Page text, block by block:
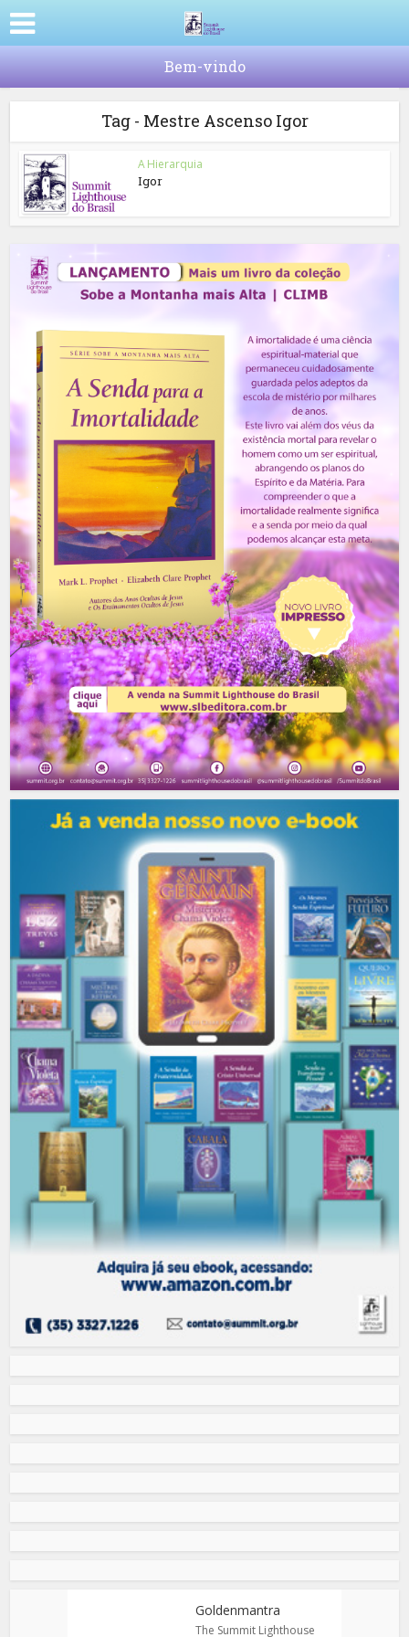
Bem-vindo
Tag - Mestre Ascenso Igor
A Hierarquia
Igor
Goldenmantra
The Summit Lighthouse